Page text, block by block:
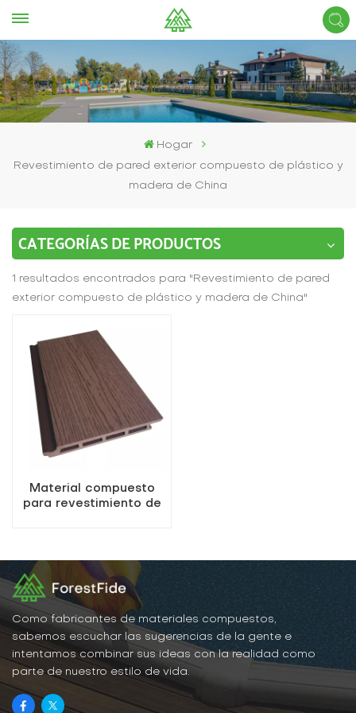
Hogar
Revestimiento de pared exterior compuesto de plástico y
madera de China
CATEGORÍAS DE PRODUCTOS
1 resultados encontrados para "Revestimiento de pared
exterior compuesto de plástico y madera de China"
Material compuesto
para revestimiento de
Como fabricantes de materiales compuestos,
sabemos escuchar las sugerencias de la gente e
intentamos combinar sus ideas con la realidad como
parte de nuestro estilo de vida.